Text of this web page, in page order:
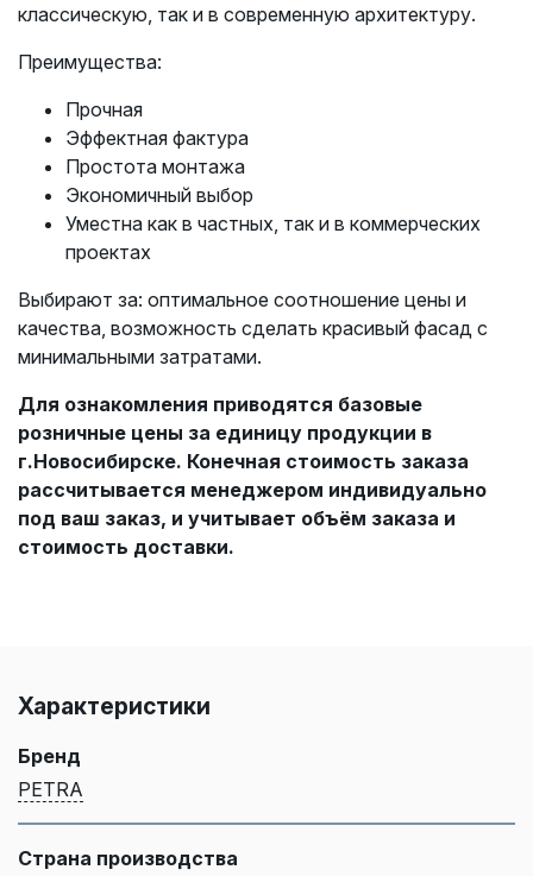
классическую, так и в современную архитектуру.
Преимущества:
Прочная
Эффектная фактура
Простота монтажа
Экономичный выбор
Уместна как в частных, так и в коммерческих
проектах
Выбирают за: оптимальное соотношение цены и
качества, возможность сделать красивый фасад с
минимальными затратами.
Для ознакомления приводятся базовые
розничные цены за единицу продукции в
г.Новосибирске. Конечная стоимость заказа
рассчитывается менеджером индивидуально
под ваш заказ, и учитывает объём заказа и
стоимость доставки.
Характеристики
Бренд
PETRA
Страна производства